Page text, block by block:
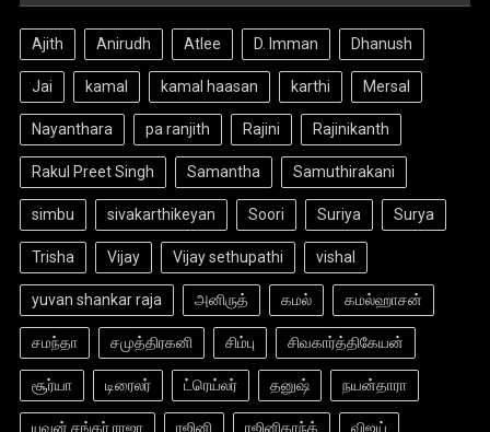
Ajith Anirudh Atlee D. Imman Dhanush
Jai kamal kamal haasan karthi Mersal
Nayanthara pa ranjith Rajini Rajinikanth
Rakul Preet Singh Samantha Samuthirakani
simbu sivakarthikeyan Soori Suriya Surya
Trisha Vijay Vijay sethupathi vishal
yuvan shankar raja அனிருத் கமல் கமல்ஹாசன்
சமந்தா சமுத்திரகனி சிம்பு சிவகார்த்திகேயன்
சூர்யா டிரைலர் ட்ரெய்லர் தனுஷ் நயன்தாரா
யுவன் சங்கர் ராஜா ரஜினி ரஜினிகாந்த் விஜய்